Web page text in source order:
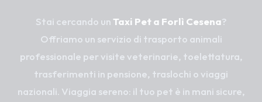
Stai cercando unTaxi Pet a Forlì Cesena?
Offriamo un servizio di trasporto animali
professionale per visite veterinarie, toelettatura,
trasferimenti in pensione, traslochi o viaggi
nazionali. Viaggia sereno: il tuo pet è in mani sicure,